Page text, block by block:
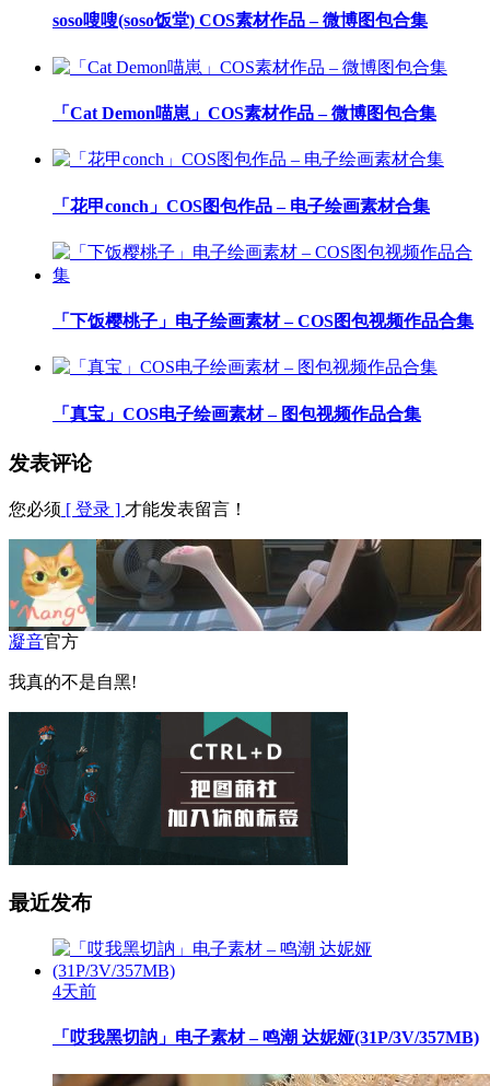
soso嗖嗖(soso饭堂) COS素材作品 – 微博图包合集
「Cat Demon喵崽」COS素材作品 – 微博图包合集
「花甲conch」COS图包作品 – 电子绘画素材合集
「下饭樱桃子」电子绘画素材 – COS图包视频作品合集
「真宝」COS电子绘画素材 – 图包视频作品合集
发表评论
您必须 [ 登录 ] 才能发表留言！
凝音官方
我真的不是自黑!
最近发布
4天前
「哎我黑切訥」电子素材 – 鸣潮 达妮娅(31P/3V/357MB)